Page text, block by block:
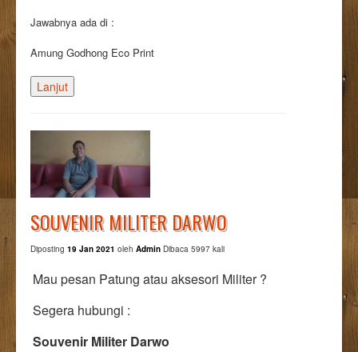
Jawabnya ada di :
Amung Godhong Eco Print
Lanjut
SOUVENIR MILITER DARWO
Diposting 19 Jan 2021 oleh Admin Dibaca 5997 kali
Mau pesan Patung atau aksesori Militer ?
Segera hubungi :
Souvenir Militer Darwo